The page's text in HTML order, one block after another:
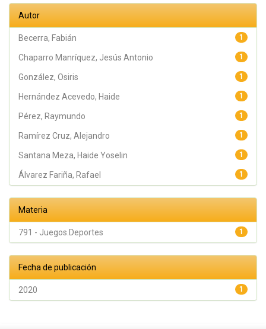
Granados,
Autor
1
Becerra, Fabián
1
Chaparro Manríquez, Jesús Antonio
1
González, Osiris
1
Hernández Acevedo, Haide
1
Pérez, Raymundo
1
Ramírez Cruz, Alejandro
1
Santana Meza, Haide Yoselin
1
Álvarez Fariña, Rafael
Materia
1
791 - Juegos.Deportes
Fecha de publicación
1
2020